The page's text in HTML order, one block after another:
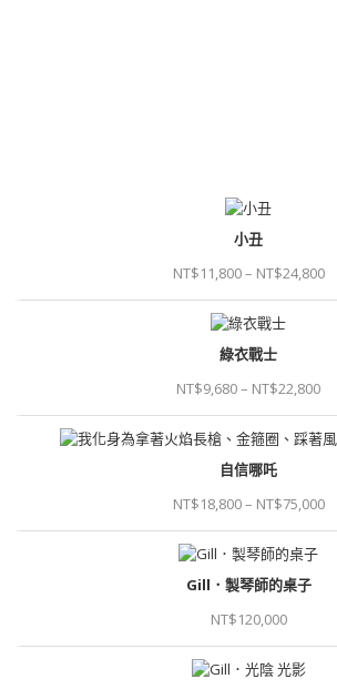
小丑
NT$11,800– NT$24,800
綠衣戰士
NT$9,680– NT$22,800
自信哪吒
NT$18,800– NT$75,000
Gill．製琴師的桌子
NT$120,000